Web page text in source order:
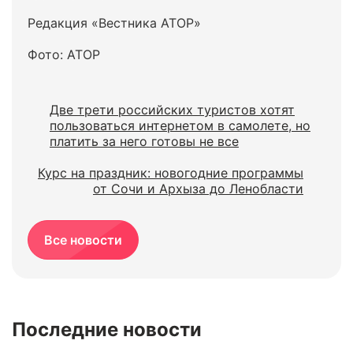
Редакция «Вестника АТОР»
Фото: АТОР
Две трети российских туристов хотят
пользоваться интернетом в самолете, но
платить за него готовы не все
Курс на праздник: новогодние программы
от Сочи и Архыза до Ленобласти
Все новости
Последние новости